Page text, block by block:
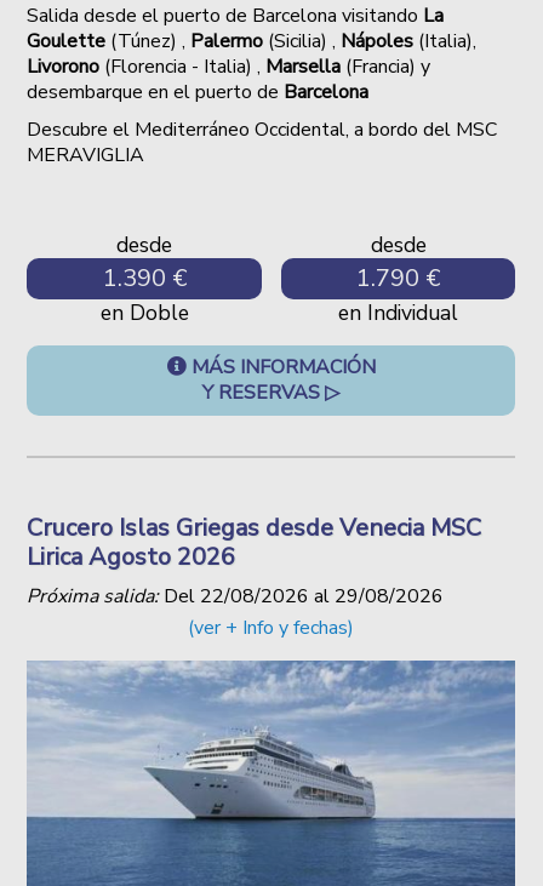
Salida desde el puerto de Barcelona visitando La
Goulette (Túnez) , Palermo (Sicilia) , Nápoles (Italia),
Livorono (Florencia - Italia) , Marsella (Francia) y
desembarque en el puerto de Barcelona
Descubre el Mediterráneo Occidental, a bordo del MSC
MERAVIGLIA
desde
1.390 €
en Doble
desde
1.790 €
en Individual
MÁS INFORMACIÓN
Y RESERVAS ▷
Crucero Islas Griegas desde Venecia MSC
Lirica Agosto 2026
Próxima salida:Del 22/08/2026 al 29/08/2026
(ver + Info y fechas)